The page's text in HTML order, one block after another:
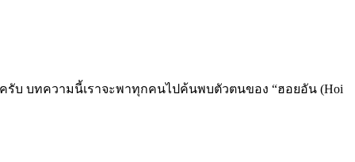
ครับ บทความนี้เราจะพาทุกคนไปค้นพบตัวตนของ “ฮอยอัน (Hoi